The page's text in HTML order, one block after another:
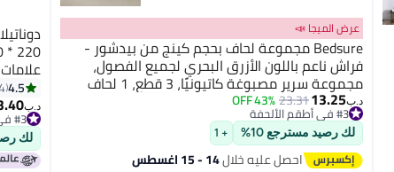
2
عرض الميجا 📣
Bedsure مجموعة لحاف بحجم كينج من بيدشور -
فراش ناعم باللون الأزرق البحري لجميع الفصول،
مجموعة سرير مصبوغة كاتيونيًا، 3 قطع، 1 لحاف
بحجم كينج (104"x90") و2 وسادة (20"x36"+2)
د.ب‏13.25
23.31
43% OFF #3 في أطقم الألحفة
أقل سعر في 7 يوم
#3 في أطقم الألحفة
لك رصيد مسترجع 10% + 1
احصل عليه خلال14 - 15 اغسطس
أبيض
4.5
د.ب‏
#3 في أغطية ألحفة مبطنة وأطقم
#3 في أغطية ألحفة مبطنة وأطقملك